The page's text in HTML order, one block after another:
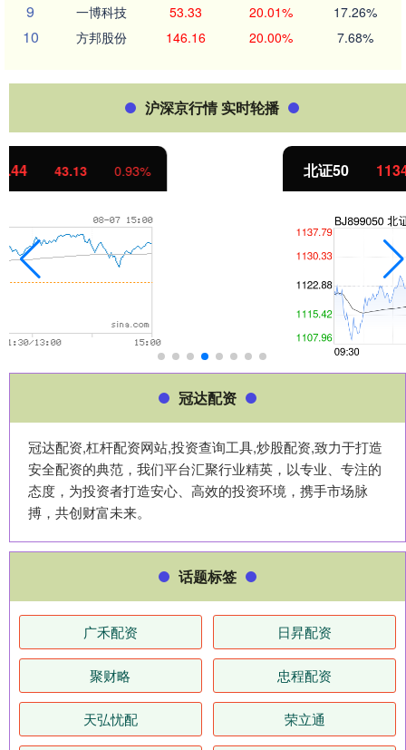
9 一博科技 53.33 20.01% 17.26%
10 方邦股份 146.16 20.00% 7.68%
沪深京行情 实时轮播
北证50 1.01%
冠达配资
冠达配资,杠杆配资网站,投资查询工具,炒股配资,致力于打造
安全配资的典范，我们平台汇聚行业精英，以专业、专注的
态度，为投资者打造安心、高效的投资环境，携手市场脉
搏，共创财富未来。
话题标签
广禾配资 日昇配资
聚财略 忠程配资
天弘忧配 荣立通